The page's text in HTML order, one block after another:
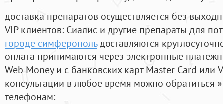
доставка препаратов осуществляется без
VIP клиентов: Сиалис и другие препараты для
городе симферопольдоставляются
оплата принимаются через электронные
Web Money и с банковских карт Master Card или
консультации в любое время можно обратиться
телефонам: